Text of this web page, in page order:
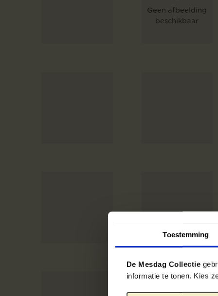
Toestemming
De Mesdag Collectie
informatie te tonen. Kies
Geen afbeelding
beschikbaar